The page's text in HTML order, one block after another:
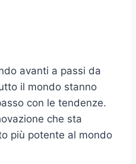
avanti a passi da
il mondo stanno
con le tendenze.
che sta
più potente al mondo